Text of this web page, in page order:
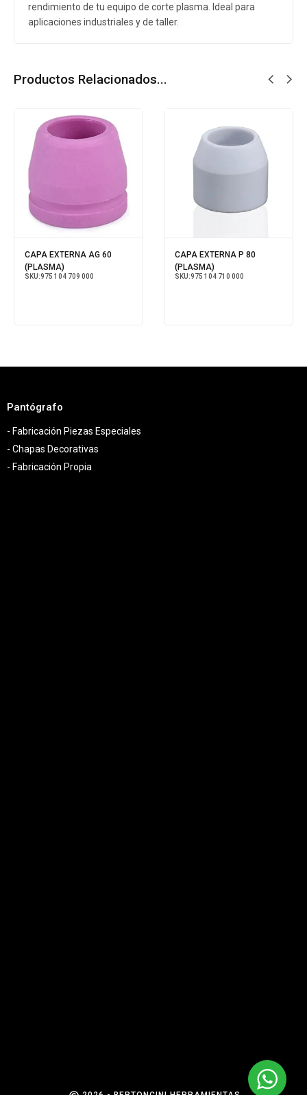
rendimiento de tu equipo de corte plasma. Ideal para
aplicaciones industriales y de taller.
Productos Relacionados...
CAPA EXTERNA AG 60
(PLASMA)
SKU:975 104 709 000
CAPA EXTERNA P 80
(PLASMA)
SKU:975 104 710 000
Pantógrafo
- Fabricación Piezas Especiales
- Chapas Decorativas
- Fabricación Propia